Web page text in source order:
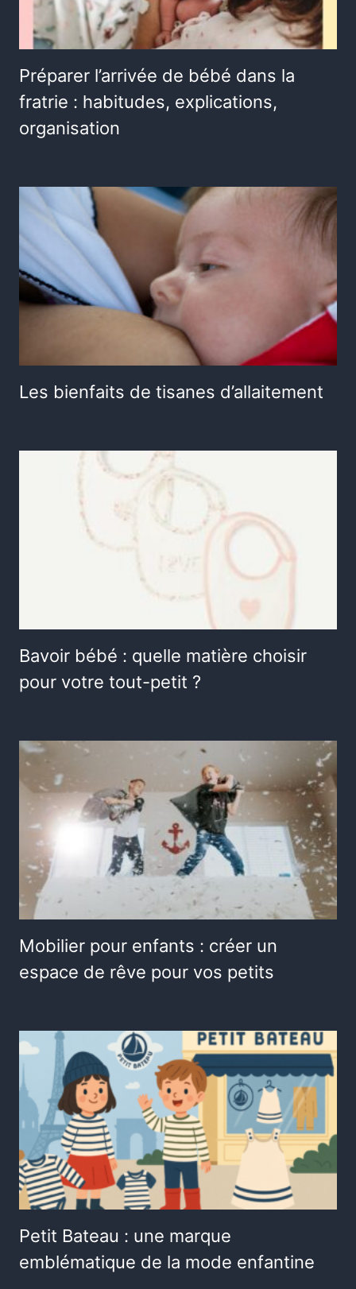
Préparer l’arrivée de bébé dans la
fratrie : habitudes, explications,
organisation
Les bienfaits de tisanes d’allaitement
Bavoir bébé : quelle matière choisir
pour votre tout-petit ?
Mobilier pour enfants : créer un
espace de rêve pour vos petits
Petit Bateau : une marque
emblématique de la mode enfantine